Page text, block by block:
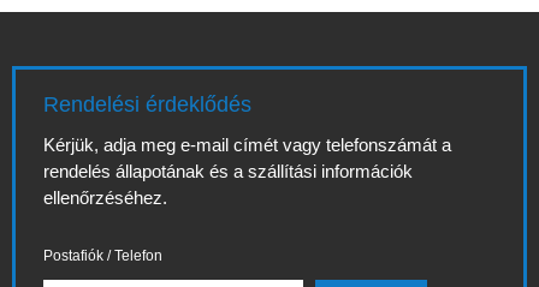
Rendelési érdeklődés
Kérjük, adja meg e-mail címét vagy telefonszámát a
rendelés állapotának és a szállítási információk
ellenőrzéséhez.
Postafiók / Telefon